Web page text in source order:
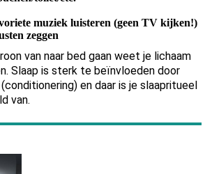
muziek luisteren (geen TV kijken!)
zeggen
van naar bed gaan weet je lichaam
Slaap is sterk te beïnvloeden door
en daar is je slaapritueel
van.